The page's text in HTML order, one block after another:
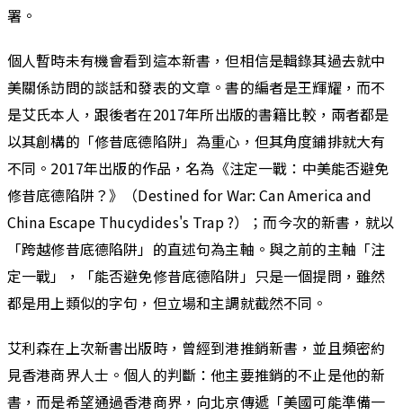
署。
個人暫時未有機會看到這本新書，但相信是輯錄其過去就中
美關係訪問的談話和發表的文章。書的編者是王輝耀，而不
是艾氏本人，跟後者在2017年所出版的書籍比較，兩者都是
以其創構的「修昔底德陷阱」為重心，但其角度鋪排就大有
不同。2017年出版的作品，名為《注定一戰：中美能否避免
修昔底德陷阱？》（Destined for War: Can America and
China Escape Thucydides's Trap ?）；而今次的新書，就以
「跨越修昔底德陷阱」的直述句為主軸。與之前的主軸「注
定一戰」，「能否避免修昔底德陷阱」只是一個提問，雖然
都是用上類似的字句，但立場和主調就截然不同。
艾利森在上次新書出版時，曾經到港推銷新書，並且頻密約
見香港商界人士。個人的判斷：他主要推銷的不止是他的新
書，而是希望通過香港商界，向北京傳遞「美國可能準備一